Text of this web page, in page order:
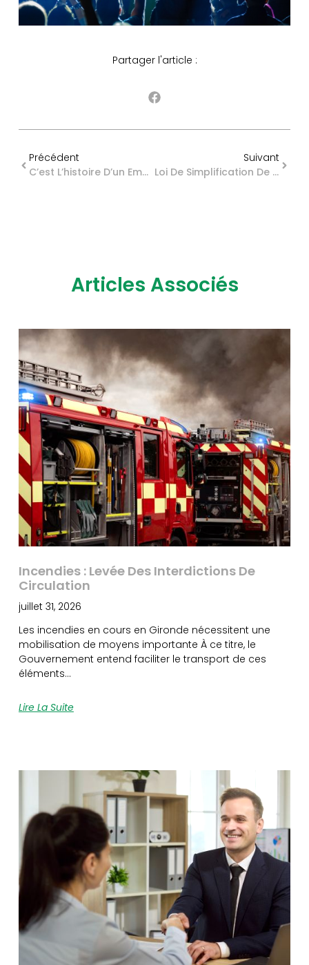
Partager l'article :
Précédent
C’est L’histoire D’un Employeur Qui Prend (trop) Au Sérieux Son Obligation De Sécurité…
Suivant
Loi De Simplification De L’urbanisme : Du Nouveau Pour La Solarisation Des Parkings !
Articles Associés
Incendies : Levée Des Interdictions De
Circulation
juillet 31, 2026
Les incendies en cours en Gironde nécessitent une
mobilisation de moyens importante À ce titre, le
Gouvernement entend faciliter le transport de ces
éléments…
Lire La Suite